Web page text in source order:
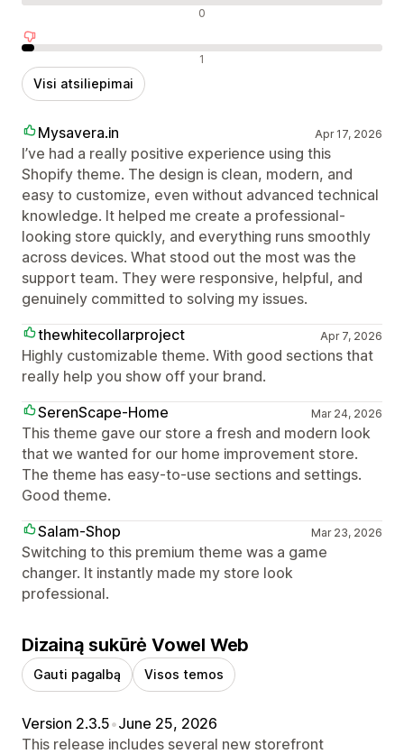
Neutralūs atsiliepimai 0
Neigiami atsiliepimai 1
Visi atsiliepimai
Mysavera.in Apr 17, 2026
I’ve had a really positive experience using this
Shopify theme. The design is clean, modern, and
easy to customize, even without advanced technical
knowledge. It helped me create a professional-
looking store quickly, and everything runs smoothly
across devices. What stood out the most was the
support team. They were responsive, helpful, and
genuinely committed to solving my issues.
thewhitecollarproject
Apr 7, 2026
Highly customizable theme. With good sections that
really help you show off your brand.
SerenScape-Home
Mar 24, 2026
This theme gave our store a fresh and modern look
that we wanted for our home improvement store.
The theme has easy-to-use sections and settings.
Good theme.
Salam-Shop
Mar 23, 2026
Switching to this premium theme was a game
changer. It instantly made my store look
professional.
Dizainą sukūrė Vowel Web
Gauti pagalbą Visos temos
Version 2.3.5•June 25, 2026
This release includes several new storefront